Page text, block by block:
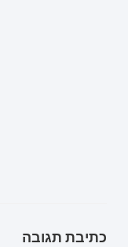
כתיבת תגובה